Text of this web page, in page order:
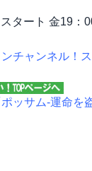
タート 金19：
チャンネル！
ポッサム‐運命を